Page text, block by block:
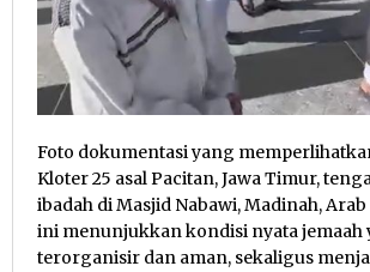
Foto dokumentasi yang
Kloter 25 asal Pacitan, Jawa Timur,
ibadah di Masjid Nabawi, Madinah,
ini menunjukkan kondisi nyata jemaah
terorganisir dan aman, sekaligus